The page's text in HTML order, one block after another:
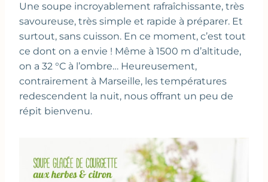
Une soupe incroyablement rafraîchissante, très
savoureuse, très simple et rapide à préparer. Et
surtout, sans cuisson. En ce moment, c’est tout
ce dont on a envie ! Même à 1500 m d’altitude,
on a 32 °C à l’ombre… Heureusement,
contrairement à Marseille, les températures
redescendent la nuit, nous offrant un peu de
répit bienvenu.